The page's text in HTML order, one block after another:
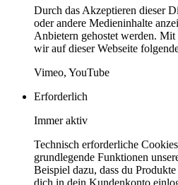
Durch das Akzeptieren dieser
oder andere Medieninhalte
Anbietern gehostet werden.
wir auf dieser Webseite
Vimeo, YouTube
Erforderlich
Immer aktiv
Technisch erforderliche
grundlegende Funktionen
Beispiel dazu, dass du